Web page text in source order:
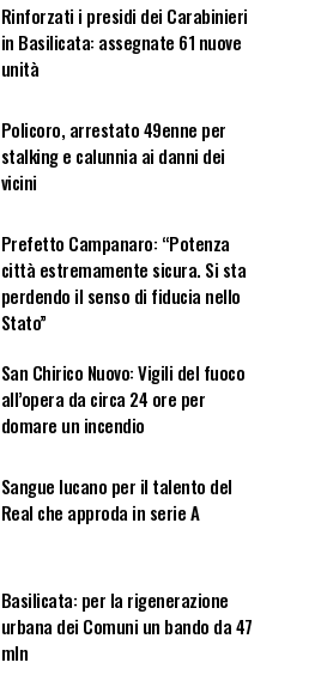
Rinforzati i presidi dei Carabinieri
in Basilicata: assegnate 61 nuove
unità
Policoro, arrestato 49enne per
stalking e calunnia ai danni dei
vicini
Prefetto Campanaro: “Potenza
città estremamente sicura. Si sta
perdendo il senso di fiducia nello
Stato”
San Chirico Nuovo: Vigili del fuoco
all’opera da circa 24 ore per
domare un incendio
Sangue lucano per il talento del
Real che approda in serie A
Basilicata: per la rigenerazione
urbana dei Comuni un bando da 47
mln